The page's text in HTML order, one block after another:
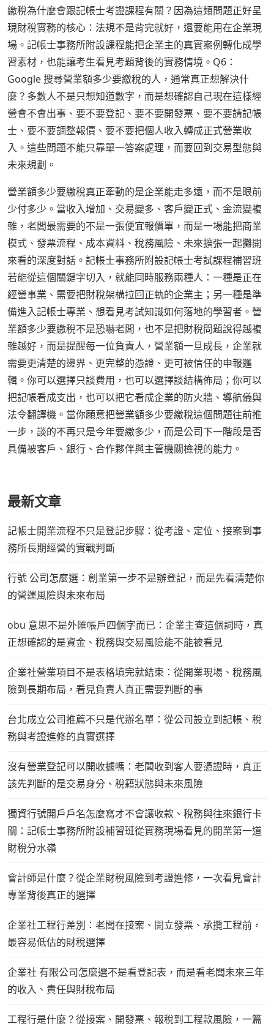
繳稅為什麼會跟記帳士考證課程有關？因為這類問題正好呈
現財稅實務的核心：法規不是背完就好，還要能用在企業現
場。記帳士事務所附設課程能把企業主的真實案例轉化成學
習素材，也能讓考生看見考題背後的實務情境。Q6：
Google 搜尋營業額多少要繳稅的人，通常真正想解決什
麼？多數人不是只想知道數字，而是想確認自己現在這樣經
營會不會出事、要不要登記、要不要開發票、要不要請記帳
士、要不要調整報價、要不要把個人收入轉成正式營業收
入。這些問題不能只靠單一答案處理，而要回到交易型態與
未來規劃。
營業額多少要繳稅真正牽動的是企業能走多遠，而不是眼前
少付多少。當收入增加、交易變多、客戶變正式、金流變複
雜，老闆最需要的不是一張便宜報價單，而是一場能把商業
模式、發票流程、成本資料、稅務風險、未來擴張一起攤開
來看的深度對話。記帳士事務所附設記帳士考試課程補習班
若能從這個關鍵字切入，就能同時服務兩種人：一種是正在
經營事業、需要把財稅架構拉回正軌的企業主；另一種是準
備進入記帳士專業、想看見考試知識如何落地的學習者。營
業額多少要繳稅不是恐嚇老闆，也不是把財稅問題說得越複
雜越好，而是提醒每一位負責人，營業額一旦成長，企業就
需要更清楚的邊界、更完整的憑證、更可被信任的申報邏
輯。你可以選擇只談費用，也可以選擇談結構佈局；你可以
把記帳看成支出，也可以把它看成企業的防火牆、導航儀與
法令翻譯機。當你願意把營業額多少要繳稅這個問題往前推
一步，談的不再只是今年要繳多少，而是公司下一階段是否
具備被客戶、銀行、合作夥伴與主管機關檢視的能力。
最新文章
記帳士開業流程不只是登記步驟：從考證、定位、接案到事
務所長期經營的實戰判斷
行號 公司怎麼選：創業第一步不是辦登記，而是先看清楚你
的營運風險與未來布局
obu 意思不是外匯帳戶四個字而已：企業主查這個詞時，真
正想確認的是資金、稅務與交易風險能不能被看見
企業社營業項目不是表格填完就結束：從開業現場、稅務風
險到長期布局，看見負責人真正需要判斷的事
台北成立公司推薦不只是代辦名單：從公司設立到記帳、稅
務與考證進修的真實選擇
沒有營業登記可以開收據嗎：老闆收到客人要憑證時，真正
該先判斷的是交易身分、稅籍狀態與未來風險
獨資行號開戶戶名怎麼寫才不會讓收款、稅務與往來銀行卡
關：記帳士事務所附設補習班從實務現場看見的開業第一道
財稅分水嶺
會計師是什麼？從企業財稅風險到考證進修，一次看見會計
專業背後真正的選擇
企業社工程行差別：老闆在接案、開立發票、承攬工程前，
最容易低估的財稅選擇
企業社 有限公司怎麼選不是看登記表，而是看老闆未來三年
的收入、責任與財稅布局
工程行是什麼？從接案、開發票、報稅到工程款風險，一篇